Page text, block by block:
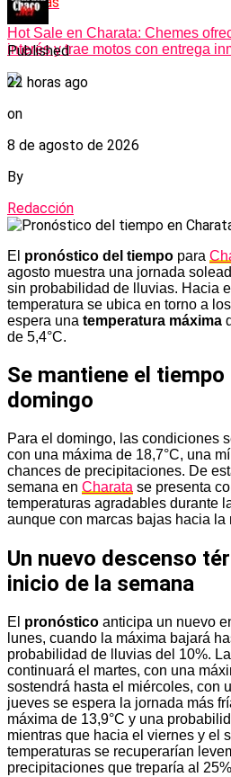
Hot Sale en Charata: Chemes
interés y trae motos con entrega
Published
22 horas ago
on
8 de agosto de 2026
By
Redacción
El pronóstico del tiempo para
agosto muestra una jornada
sin probabilidad de lluvias. Hacia
temperatura se ubica en torno a
espera una temperatura máxima
de 5,4°C.
Se mantiene el tiempo
domingo
Para el domingo, las condiciones
con una máxima de 18,7°C, una
chances de precipitaciones. De
semana en Charata se presenta
temperaturas agradables durante
aunque con marcas bajas hacia la
Un nuevo descenso
inicio de la semana
El pronóstico anticipa un nuevo
lunes, cuando la máxima bajará
probabilidad de lluvias del 10%.
continuará el martes, con una
sostendrá hasta el miércoles, con
jueves se espera la jornada más
máxima de 13,9°C y una
mientras que hacia el viernes y el
temperaturas se recuperarían
precipitaciones que treparía al